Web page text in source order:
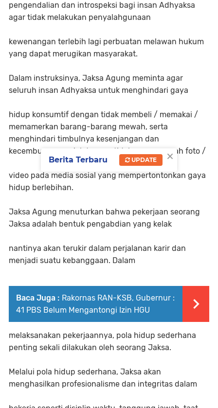
pengendalian dan introspeksi bagi insan Adhyaksa
agar tidak melakukan penyalahgunaan
kewenangan terlebih lagi perbuatan melawan hukum
yang dapat merugikan masyarakat.
Dalam instruksinya, Jaksa Agung meminta agar
seluruh insan Adhyaksa untuk menghindari gaya
hidup konsumtif dengan tidak membeli / memakai /
memamerkan barang-barang mewah, serta
menghindari timbulnya kesenjangan dan
kecemburuan sosial dengan tidak mengunggah foto /
video pada media sosial yang mempertontonkan gaya
hidup berlebihan.
Jaksa Agung menuturkan bahwa pekerjaan seorang
Jaksa adalah bentuk pengabdian yang kelak
nantinya akan terukir dalam perjalanan karir dan
menjadi suatu kebanggaan. Dalam
Baca Juga : Rakornas RAN-KSB, Gubernur :
41 PBS Belum Mengantongi Izin HGU
melaksanakan pekerjaannya, pola hidup sederhana
penting sekali dilakukan oleh seorang Jaksa.
Melalui pola hidup sederhana, Jaksa akan
menghasilkan profesionalisme dan integritas dalam
×
Berita Terbaru UPDATE